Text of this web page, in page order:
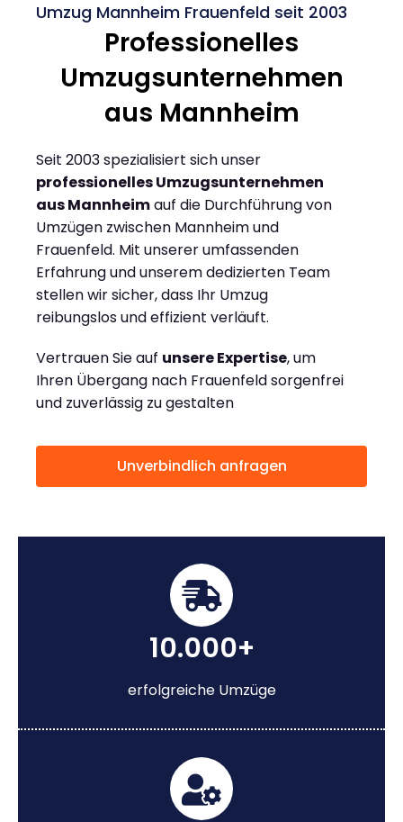
Umzug Mannheim Frauenfeld seit 2003
Professionelles
Umzugsunternehmen
aus Mannheim
Seit 2003 spezialisiert sich unser
professionelles Umzugsunternehmen
aus Mannheimauf die Durchführung von
Umzügen zwischen Mannheim und
Frauenfeld. Mit unserer umfassenden
Erfahrung und unserem dedizierten Team
stellen wir sicher, dass Ihr Umzug
reibungslos und effizient verläuft.
Vertrauen Sie auf unsere Expertise, um
Ihren Übergang nach Frauenfeld sorgenfrei
und zuverlässig zu gestalten
Unverbindlich anfragen
10.000+
erfolgreiche Umzüge